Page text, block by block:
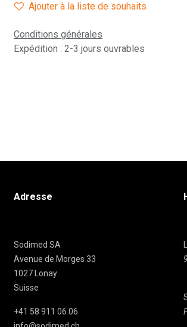
Ajouter à la liste de souhaits
Conditions générales
Expédition : 2-3 jours ouvrables
Adresse
Sodimed SA
Avenue de Morges 33
1027 Lonay
Suisse
+41 58 911 06 06